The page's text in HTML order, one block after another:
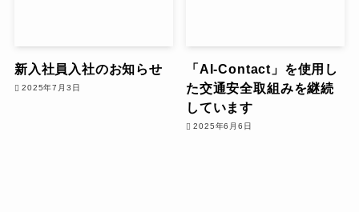
新入社員入社のお知らせ
2025年7月3日
「AI-Contact」を使用し
た交通安全取組みを継続
しています
2025年6月6日